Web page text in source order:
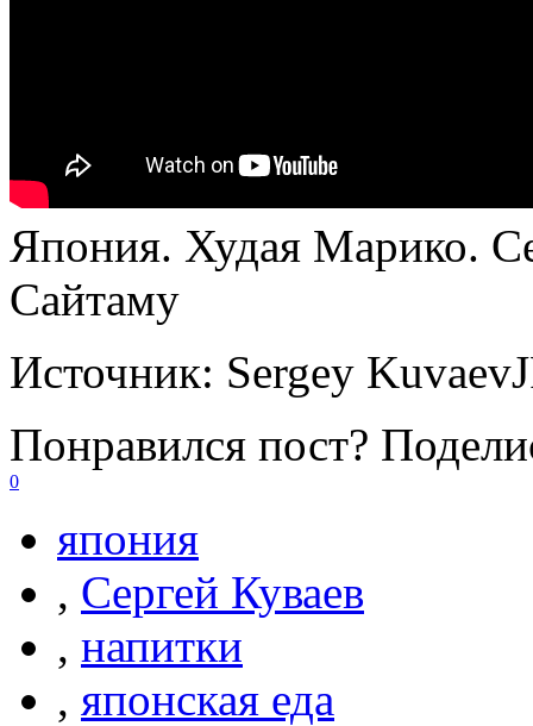
Япония. Худая Марико.
Сайтаму
Источник: Sergey
Понравился пост?
0
япония
, Сергей Куваев
, напитки
, японская еда